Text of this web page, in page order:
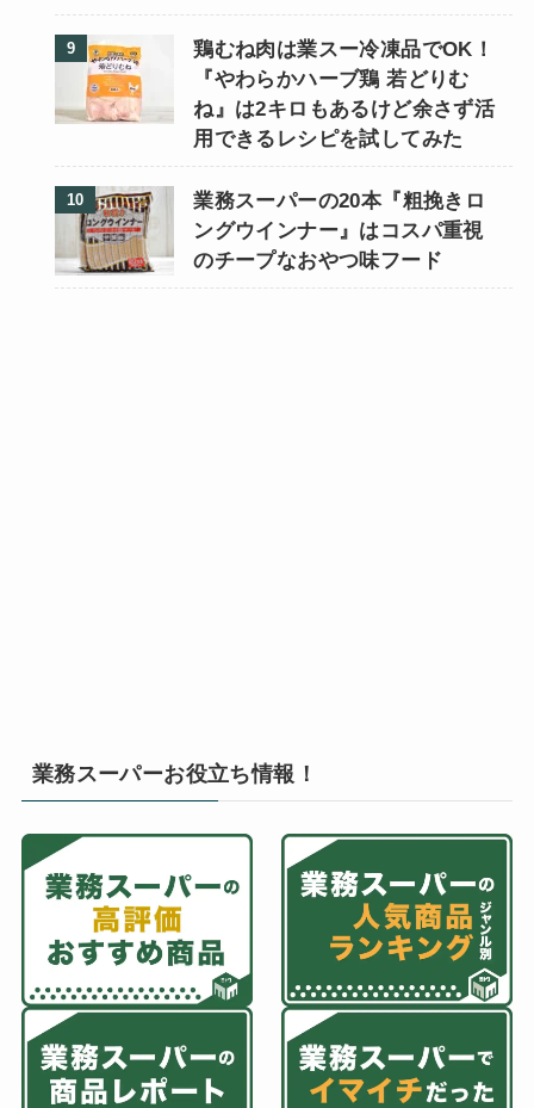
鶏むね肉は業スー冷凍品でOK！
『やわらかハーブ鶏 若どりむ
ね』は2キロもあるけど余さず活
用できるレシピを試してみた
業務スーパーの20本『粗挽きロ
ングウインナー』はコスパ重視
のチープなおやつ味フード
業務スーパーお役立ち情報！